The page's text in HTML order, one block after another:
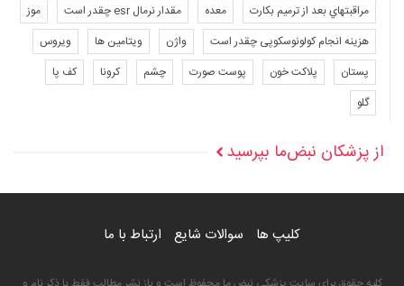
مراقبتهاي بعد از ترميم بكارت
معده مقدار نرمال esr چقدر است
موز
هزینه انجام کولونوسکوپی چقدر است
واژن ویتامین ها
ویروس
پستان
پلاکت خون پوست صورت چشم کرونا
کف پا
گلو
از پزشکان نبض‌ما بپرسید
کلیپ ها سوالات شایع ارتباط با ما